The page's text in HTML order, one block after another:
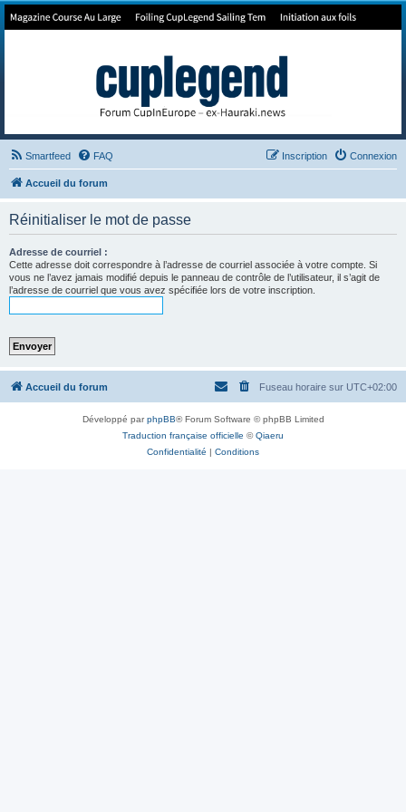
Forum de Cup In Europe
Smartfeed FAQ Connexion
Inscription
Accueil du forum
Réinitialiser le mot de passe
Adresse de courriel :
Cette adresse doit correspondre à l’adresse de courriel associée à votre compte. Si
vous ne l’avez jamais modifié depuis le panneau de contrôle de l’utilisateur, il s’agit de
l’adresse de courriel que vous avez spécifiée lors de votre inscription.
Accueil du forum Fuseau horaire sur UTC+02:00
Développé parphpBB® Forum Software © phpBB Limited
Traduction française officielle ©Qiaeru
Confidentialité
Conditions